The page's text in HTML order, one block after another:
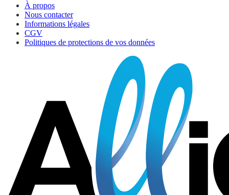
À propos
Nous contacter
Informations légales
CGV
Politiques de protections de vos données